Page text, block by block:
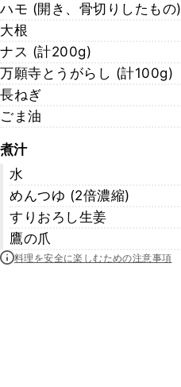
ハモ (開き、骨切りしたもの)
大根
ナス (計200g)
万願寺とうがらし (計100g)
長ねぎ
ごま油
煮汁
水
めんつゆ (2倍濃縮)
すりおろし生姜
鷹の爪
料理を安全に楽しむための注意事項